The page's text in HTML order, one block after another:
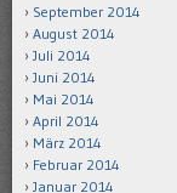
September 2014
August 2014
Juli 2014
Juni 2014
Mai 2014
April 2014
März 2014
Februar 2014
Januar 2014